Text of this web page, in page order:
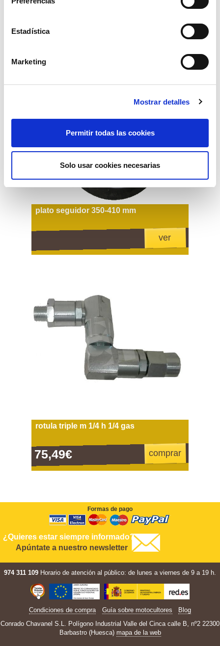
Estadística
Marketing
Mostrar detalles
Permitir todas las cookies
Solo usar cookies necesarias
plato seguidor 350-410 mm
ver
rotula triple m 1/4 h 1/4 gas
75,49€ comprar
Formas de pago
¿Quieres estar siempre informado?
Apúntate a nuestro newsletter
974 311 109 Horario de atención al público: de lunes a viernes de 9 a 19 h.
Condiciones de compra Guía sobre motocultores
Blog
Conrado Chavanel S.L. Polígono Industrial Valle del Cinca calle B, nº2 22300
Barbastro (Huesca) mapa de la web